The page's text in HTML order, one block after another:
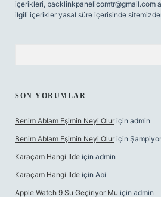
içerikleri, backlinkpanelicomtr@gmail.com
ilgili içerikler yasal süre içerisinde
SON YORUMLAR
Benim Ablam Eşimin Neyi Olur için admin
Benim Ablam Eşimin Neyi Olur için
Karaçam Hangi Ilde için admin
Karaçam Hangi Ilde için Abi
Apple Watch 9 Su Geçiriyor Mu için admin